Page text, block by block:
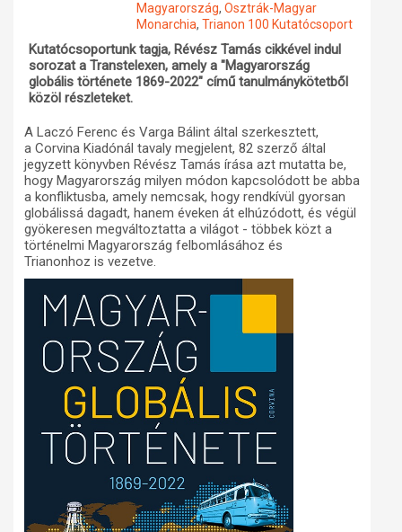
Műhelymunkák
Magyarország, Osztrák-Magyar
Monarchia, Trianon 100 Kutatócsoport
Kutatócsoportunk tagja, Révész Tamás cikkével indul
sorozat a Transtelexen, amely a "Magyarország
globális története 1869-2022" című tanulmánykötetből
közöl részleteket.
A Laczó Ferenc és Varga Bálint által szerkesztett,
a Corvina Kiadónál tavaly megjelent, 82 szerző által
jegyzett könyvben Révész Tamás írása azt mutatta be,
hogy Magyarország milyen módon kapcsolódott be abba
a konfliktusba, amely nemcsak, hogy rendkívül gyorsan
globálissá dagadt, hanem éveken át elhúzódott, és végül
gyökeresen megváltoztatta a világot - többek közt a
történelmi Magyarország felbomlásához és
Trianonhoz is vezetve.